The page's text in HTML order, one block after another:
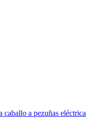
caballo a pezuñas eléctrica